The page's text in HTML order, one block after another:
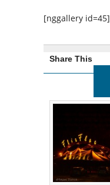
[nggallery id=45]
Share This